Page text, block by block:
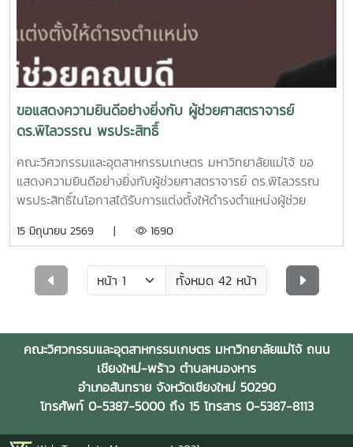
ขอแสดงความยินดีอย่างยิ่งกับ ผู้ช่วยศาสตราจารย์
ดร.พิไลวรรณ พรประสิทธิ์
คณะวิศวกรรมและอุตสาหกรรมเกษตร มหาวิทยาลัยแม่โจ้ ขอ
แสดงความยินดีอย่างยิ่งกับผู้ช่วยศาสตราจารย์ ดร.พิไลวรรณ
พรประสิทธิ์ในโอกาสได้รับการแต่งตั้งให้ดำรงตำแหน่งผู้ช่วย
มหาวิทยาลัยแม่โจ้ ที่ 387/2569เรื่อง แต่งตั้งผู้ช่วยคณบดี
สะท้อนถึงความรู้ ความสามารถ และประสบการณ์ของท่านซึ่งจะมี
บทบาทสำคัญในการสนับสนุนการบริหารจัดการและการพัฒนา
วิศวกรรมและอุตสาหกรรมเกษตร มหาวิทยาลัยแม่โจ้ ขอร่วม
แสดงความยินดีในโอกาสสำคัญนี้และเชื่อมั่นว่าท่านจะสามารถขับ
เคลื่อนภารกิจของคณะฯ ให้ก้าวหน้า สอดคล้องกับการ
เปลี่ยนแปลงในยุคดิจิทัลได้อย่างเข้มแข็งและยั่งยืน
15 มิถุนายน 2569 | 1690
ทั้งหมด 42 หน้า
คณะวิศวกรรมและอุตสาหกรรมเกษตร มหาวิทยาลัยแม่โจ้ ถนน
เชียงใหม่-พร้าว ตำบลหนองหาร
อำเภอสันทราย จังหวัดเชียงใหม่ 50290
โทรศัพท์ 0-5387-5000 ถึง 15 โทรสาร 0-5387-8113